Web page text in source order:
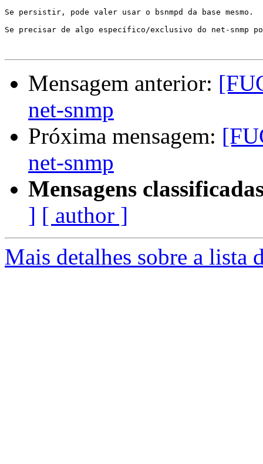
Se persistir, pode valer usar o bsnmpd da base mesmo.
Se precisar de algo específico/exclusivo do net-snmp
Mensagem anterior:
net-snmp
Próxima mensagem:
net-snmp
Mensagens
] [ author ]
Mais detalhes sobre a lista